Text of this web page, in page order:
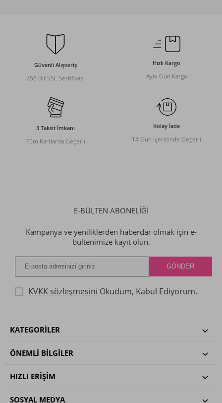
Güvenli Alışveriş
256 Bit SSL Sertifikası
Hızlı Kargo
Aynı Gün Kargo
3 Taksit İmkanı
Tüm Kartlarda Geçerli
Kolay İade
14 Gün İçerisinde Geçerli
E-BÜLTEN ABONELİĞİ
Kampanya ve yeniliklerden haberdar olmak için e-
bültenimize kayıt olun.
KVKK sözleşmesini Okudum, Kabul Ediyorum.
KATEGORILER
ÖNEMLI BILGILER
HIZLI ERIŞIM
SOSYAL MEDYA